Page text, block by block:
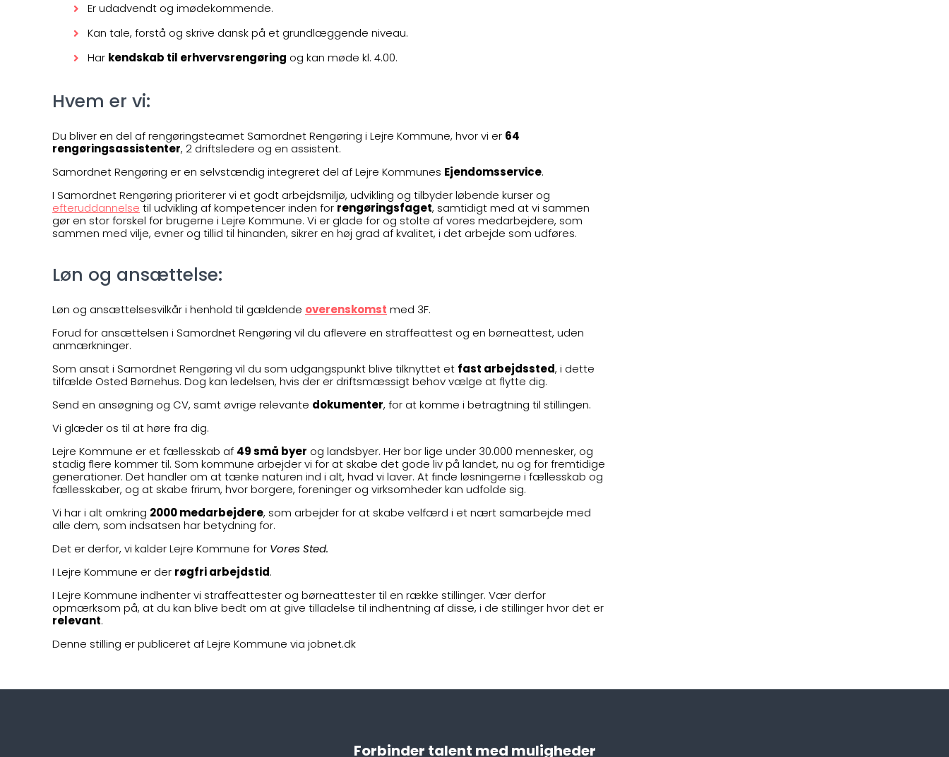
Er udadvendt og imødekommende.
Kan tale, forstå og skrive dansk på et grundlæggende niveau.
Har kendskab til erhvervsrengøring og kan møde kl. 4.00.
Hvem er vi:
Du bliver en del af rengøringsteamet Samordnet Rengøring i Lejre Kommune, hvor vi er 64
rengøringsassistenter, 2 driftsledere og en assistent.
Samordnet Rengøring er en selvstændig integreret del af Lejre Kommunes Ejendomsservice.
I Samordnet Rengøring prioriterer vi et godt arbejdsmiljø, udvikling og tilbyder løbende kurser og
efteruddannelse til udvikling af kompetencer inden for rengøringsfaget, samtidigt med at vi sammen
gør en stor forskel for brugerne i Lejre Kommune. Vi er glade for og stolte af vores medarbejdere, som
sammen med vilje, evner og tillid til hinanden, sikrer en høj grad af kvalitet, i det arbejde som udføres.
Løn og ansættelse:
Løn og ansættelsesvilkår i henhold til gældende overenskomst med 3F.
Forud for ansættelsen i Samordnet Rengøring vil du aflevere en straffeattest og en børneattest, uden
anmærkninger.
Som ansat i Samordnet Rengøring vil du som udgangspunkt blive tilknyttet et fast arbejdssted, i dette
tilfælde Osted Børnehus. Dog kan ledelsen, hvis der er driftsmæssigt behov vælge at flytte dig.
Send en ansøgning og CV, samt øvrige relevante dokumenter, for at komme i betragtning til stillingen.
Vi glæder os til at høre fra dig.
Lejre Kommune er et fællesskab af 49 små byer og landsbyer. Her bor lige under 30.000 mennesker, og
stadig flere kommer til. Som kommune arbejder vi for at skabe det gode liv på landet, nu og for fremtidige
generationer. Det handler om at tænke naturen ind i alt, hvad vi laver. At finde løsningerne i fællesskab og
fællesskaber, og at skabe frirum, hvor borgere, foreninger og virksomheder kan udfolde sig.
Vi har i alt omkring 2000 medarbejdere, som arbejder for at skabe velfærd i et nært samarbejde med
alle dem, som indsatsen har betydning for.
Det er derfor, vi kalder Lejre Kommune for Vores Sted.
I Lejre Kommune er der røgfri arbejdstid.
I Lejre Kommune indhenter vi straffeattester og børneattester til en række stillinger. Vær derfor
opmærksom på, at du kan blive bedt om at give tilladelse til indhentning af disse, i de stillinger hvor det er
relevant.
Denne stilling er publiceret af Lejre Kommune via jobnet.dk
Forbinder talent med muligheder